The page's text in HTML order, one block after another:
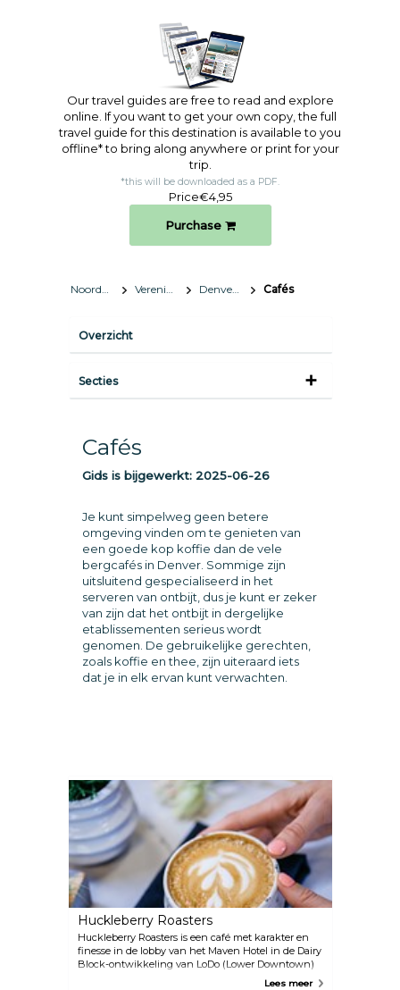
Our travel guides are free to read and explore
online. If you want to get your own copy, the full
travel guide for this destination is available to you
offline* to bring along anywhere or print for your
trip.​
*this will be downloaded as a PDF.
Price€4,95
Purchase
Noord-Amerika Verenigde Staten Denver, Colorado Cafés
Overzicht
Secties
Cafés
Gids is bijgewerkt: 2025-06-26
Je kunt simpelweg geen betere
omgeving vinden om te genieten van
een goede kop koffie dan de vele
bergcafés in Denver. Sommige zijn
uitsluitend gespecialiseerd in het
serveren van ontbijt, dus je kunt er zeker
van zijn dat het ontbijt in dergelijke
etablissementen serieus wordt
genomen. De gebruikelijke gerechten,
zoals koffie en thee, zijn uiteraard iets
dat je in elk ervan kunt verwachten.
Huckleberry Roasters
Huckleberry Roasters is een café met karakter en
finesse in de lobby van het Maven Hotel in de Dairy
Block-ontwikkeling van LoDo (Lower Downtown)
Denver. De plek is herkenbaar aan de geur van vers
Lees meer